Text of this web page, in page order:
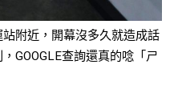
附近，開幕沒多久就造成話
GOOGLE查詢還真的唸「ㄕ